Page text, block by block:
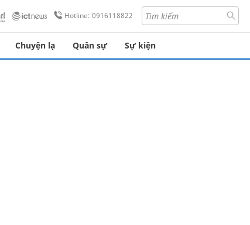
Hotline: 0916118822
Chuyện lạ Quân sự Sự kiện